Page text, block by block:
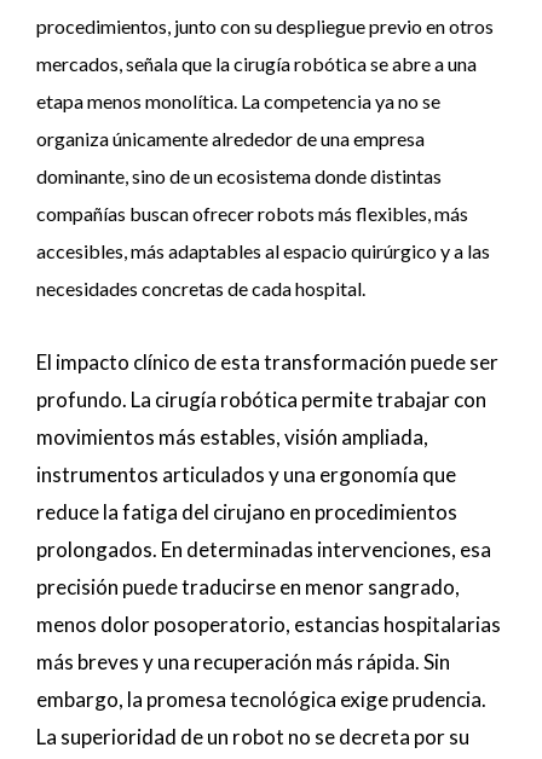
procedimientos, junto con su despliegue previo en otros
mercados, señala que la cirugía robótica se abre a una
etapa menos monolítica. La competencia ya no se
organiza únicamente alrededor de una empresa
dominante, sino de un ecosistema donde distintas
compañías buscan ofrecer robots más flexibles, más
accesibles, más adaptables al espacio quirúrgico y a las
necesidades concretas de cada hospital.
El impacto clínico de esta transformación puede ser
profundo. La cirugía robótica permite trabajar con
movimientos más estables, visión ampliada,
instrumentos articulados y una ergonomía que
reduce la fatiga del cirujano en procedimientos
prolongados. En determinadas intervenciones, esa
precisión puede traducirse en menor sangrado,
menos dolor posoperatorio, estancias hospitalarias
más breves y una recuperación más rápida. Sin
embargo, la promesa tecnológica exige prudencia.
La superioridad de un robot no se decreta por su